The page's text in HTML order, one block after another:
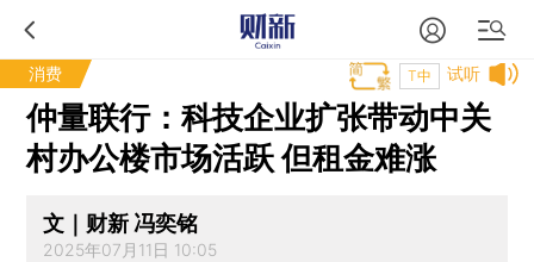
消费 试听
T中
仲量联行：科技企业扩张带动中关
村办公楼市场活跃 但租金难涨
文｜财新 冯奕铭
2025年07月11日 10:05